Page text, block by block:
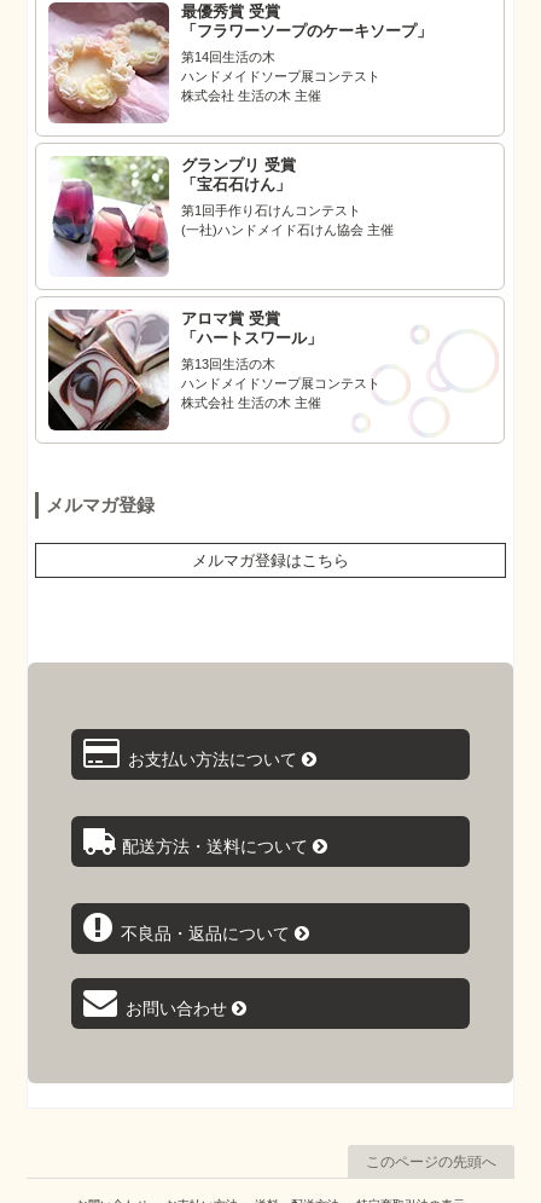
最優秀賞 受賞
「フラワーソープのケーキソープ」
第14回生活の木
ハンドメイドソープ展コンテスト
株式会社 生活の木 主催
グランプリ 受賞
「宝石石けん」
第1回手作り石けんコンテスト
(一社)ハンドメイド石けん協会 主催
アロマ賞 受賞
「ハートスワール」
第13回生活の木
ハンドメイドソープ展コンテスト
株式会社 生活の木 主催
メルマガ登録
メルマガ登録はこちら
お支払い方法について
配送方法・送料について
不良品・返品について
お問い合わせ
このページの先頭へ